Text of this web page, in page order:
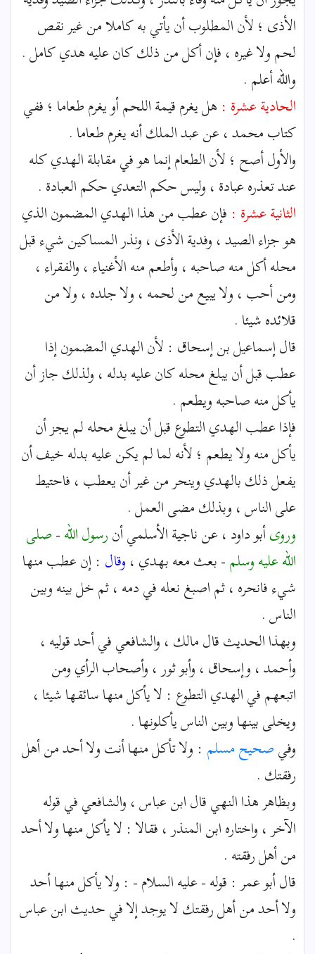
الأذى ؛ لأن المطلوب أن يأتي به كاملا من غير نقص
لحم ولا غيره ، فإن أكل من ذلك كان عليه هدي كامل .
والله أعلم .
الحادية عشرة : هل يغرم قيمة اللحم أو يغرم طعاما ؛ ففي
كتاب محمد ، عن عبد الملك أنه يغرم طعاما .
والأول أصح ؛ لأن الطعام إنما هو في مقابلة الهدي كله
عند تعذره عبادة ، وليس حكم التعدي حكم العبادة .
الثانية عشرة : فإن عطب من هذا الهدي المضمون الذي
هو جزاء الصيد ، وفدية الأذى ، ونذر المساكين شيء قبل
محله أكل منه صاحبه ، وأطعم منه الأغنياء ، والفقراء ،
ومن أحب ، ولا يبيع من لحمه ، ولا جلده ، ولا من
قلائده شيئا .
قال إسماعيل بن إسحاق : لأن الهدي المضمون إذا
عطب قبل أن يبلغ محله كان عليه بدله ، ولذلك جاز أن
يأكل منه صاحبه ويطعم .
فإذا عطب الهدي التطوع قبل أن يبلغ محله لم يجز أن
يأكل منه ولا يطعم ؛ لأنه لما لم يكن عليه بدله خيف أن
يفعل ذلك بالهدي وينحر من غير أن يعطب ، فاحتيط
على الناس ، وبذلك مضى العمل .
وروىأبو داود ، عن ناجية الأسلمي أنرسول الله-صلى
الله عليه وسلم- بعث معه بهدي ،وقال : إن عطب منها
شيء فانحره ، ثم اصبغ نعله في دمه ، ثم خل بينه وبين
الناس .
وبهذا الحديث قال مالك ، والشافعي في أحد قوليه ،
وأحمد ، وإسحاق ، وأبو ثور ، وأصحاب الرأي ومن
اتبعهم في الهدي التطوع : لا يأكل منها سائقها شيئا ،
ويخلى بينها وبين الناس يأكلونها .
وفيصحيح مسلم : ولا تأكل منها أنت ولا أحد من أهل
رفقتك .
وبظاهر هذا النهي قال ابن عباس ، والشافعي في قوله
الآخر ، واختاره ابن المنذر ، فقالا : لا يأكل منها ولا أحد
من أهل رفقته .
قال أبو عمر : قوله - عليه السلام - : ولا يأكل منها أحد
ولا أحد من أهل رفقتك لا يوجد إلا في حديث ابن عباس
.